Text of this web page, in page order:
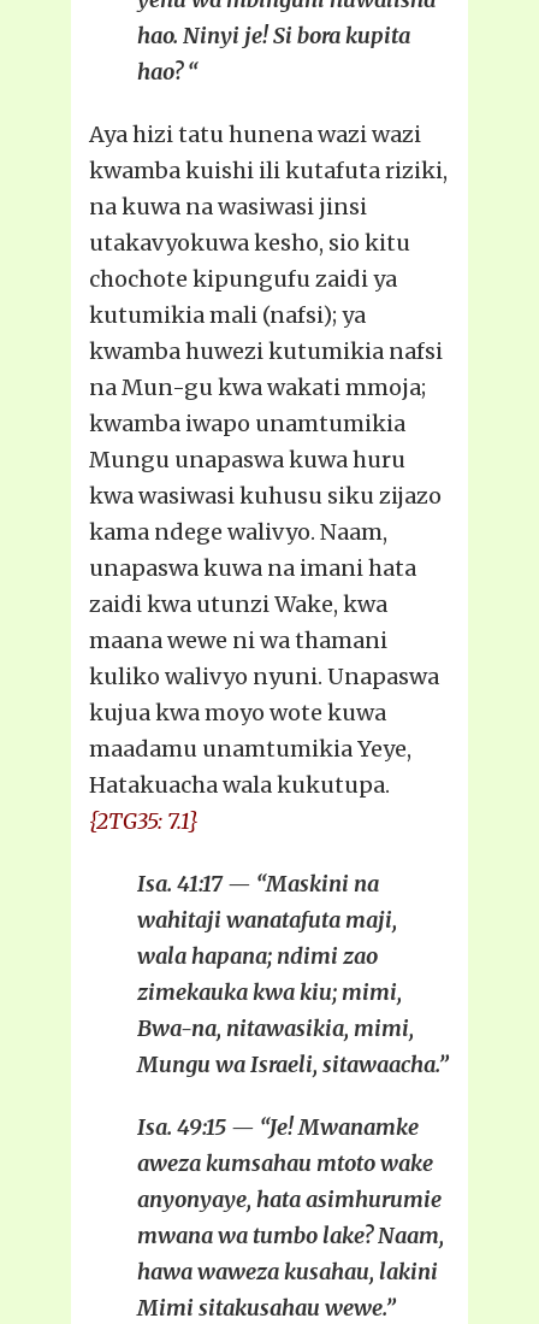
hao. Ninyi je! Si bora kupita
hao? “
Aya hizi tatu hunena wazi wazi
kwamba kuishi ili kutafuta riziki,
na kuwa na wasiwasi jinsi
utakavyokuwa kesho, sio kitu
chochote kipungufu zaidi ya
kutumikia mali (nafsi); ya
kwamba huwezi kutumikia nafsi
na Mun-gu kwa wakati mmoja;
kwamba iwapo unamtumikia
Mungu unapaswa kuwa huru
kwa wasiwasi kuhusu siku zijazo
kama ndege walivyo. Naam,
unapaswa kuwa na imani hata
zaidi kwa utunzi Wake, kwa
maana wewe ni wa thamani
kuliko walivyo nyuni. Unapaswa
kujua kwa moyo wote kuwa
maadamu unamtumikia Yeye,
Hatakuacha wala kukutupa.
{2TG35: 7.1}
Isa. 41:17 — “Maskini na
wahitaji wanatafuta maji,
wala hapana; ndimi zao
zimekauka kwa kiu; mimi,
Bwa-na, nitawasikia, mimi,
Mungu wa Israeli, sitawaacha.”
Isa. 49:15 — “Je! Mwanamke
aweza kumsahau mtoto wake
anyonyaye, hata asimhurumie
mwana wa tumbo lake? Naam,
hawa waweza kusahau, lakini
Mimi sitakusahau wewe.”